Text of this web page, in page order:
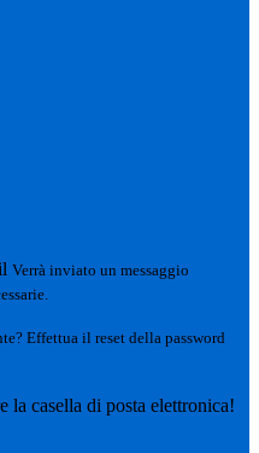
Verrà inviato un messaggio
Effettua il reset della password
la casella di posta elettronica!